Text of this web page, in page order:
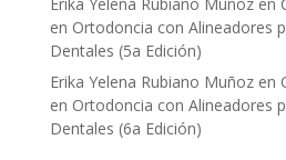
en Ortodoncia con Alineadores
Dentales (5a Edición)
Erika Yelena Rubiano Muñozen
en Ortodoncia con Alineadores
Dentales (6a Edición)